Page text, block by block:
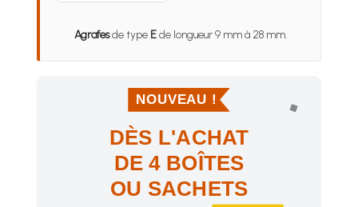
Agrafesde type Ede longueur 9 mm à 28 mm.
NOUVEAU !
DÈS L'ACHAT
DE 4 BOÎTES
OU SACHETS